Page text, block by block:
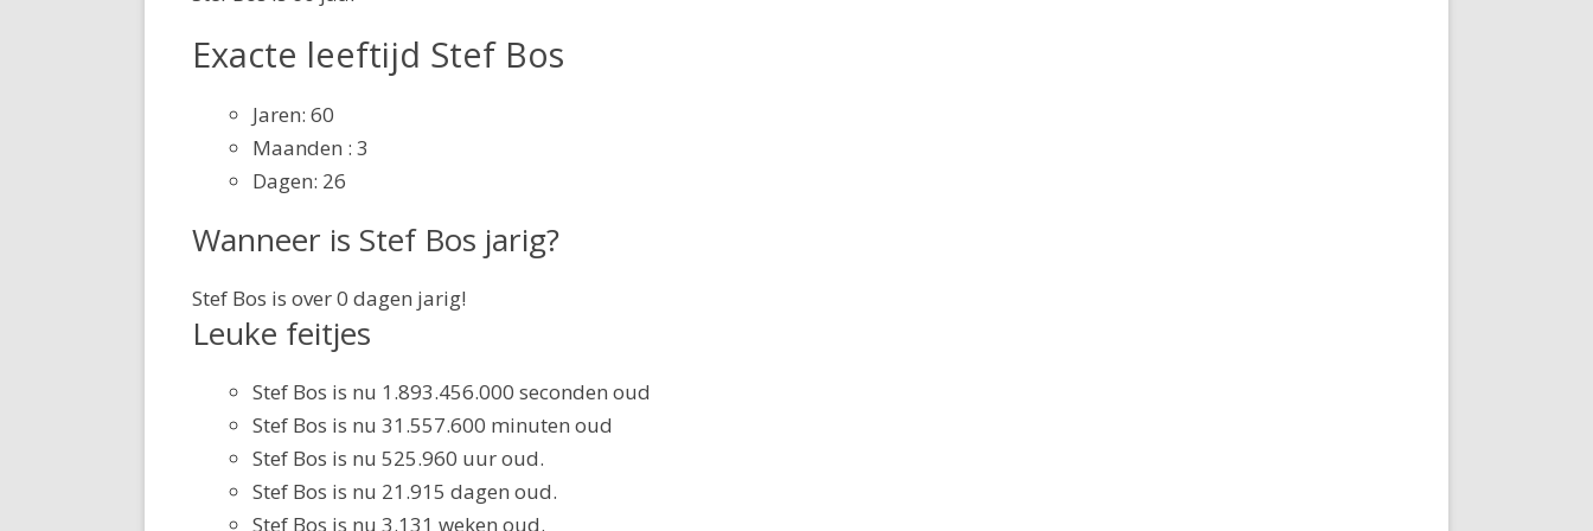
Exacte leeftijd Stef Bos
Jaren: 60
Maanden : 3
Dagen: 26
Wanneer is Stef Bos jarig?
Stef Bos is over 0 dagen jarig!
Leuke feitjes
Stef Bos is nu 1.893.456.000 seconden oud
Stef Bos is nu 31.557.600 minuten oud
Stef Bos is nu 525.960 uur oud.
Stef Bos is nu 21.915 dagen oud.
Stef Bos is nu 3.131 weken oud.